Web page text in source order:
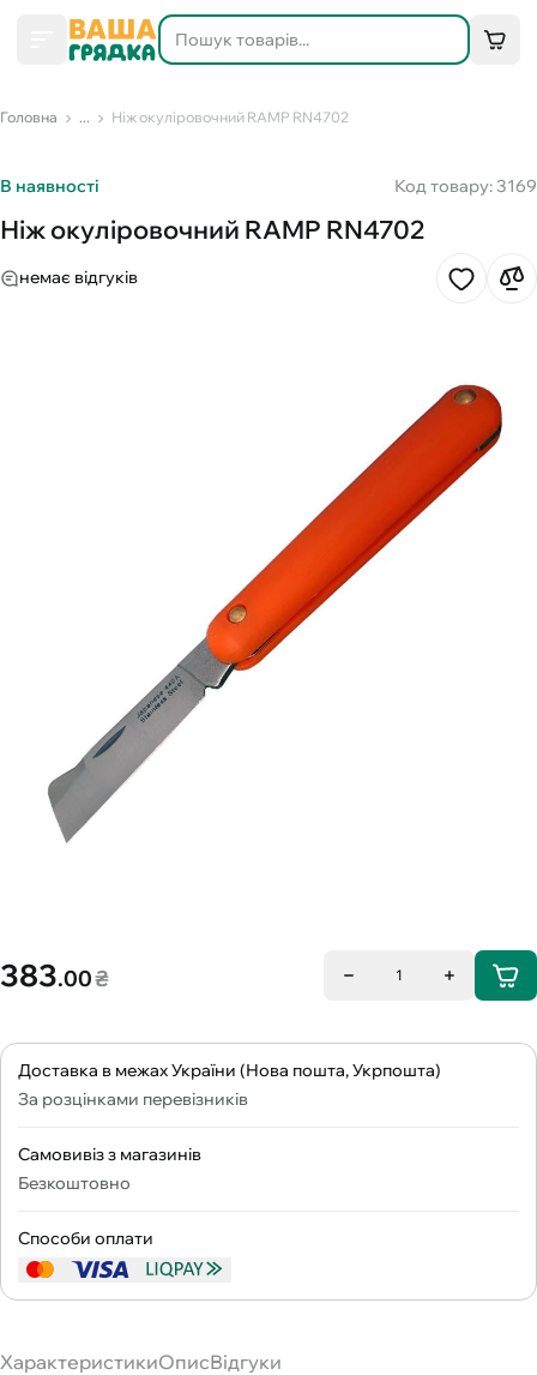
Головна ... Ніж окуліровочний RAMP RN4702
В наявності Код товару: 3169
Ніж окуліровочний RAMP RN4702
немає відгуків
383.00₴ 1
Доставка в межах України (Нова пошта, Укрпошта)
За розцінками перевізників
Самовивіз з магазинів
Безкоштовно
Способи оплати
ХарактеристикиОписВідгуки